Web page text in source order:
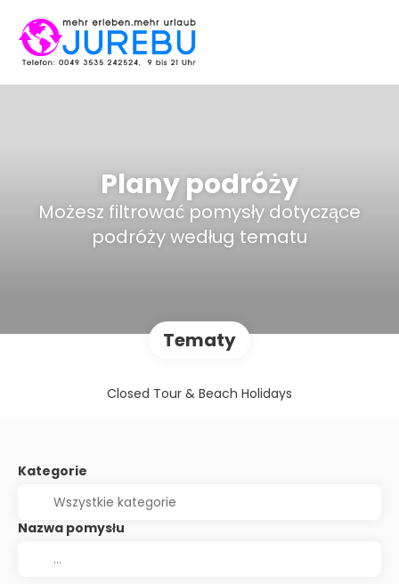
Plany podróży
Możesz filtrować pomysły dotyczące
podróży według tematu
Tematy
Closed Tour & Beach Holidays
Kategorie
Nazwa pomysłu